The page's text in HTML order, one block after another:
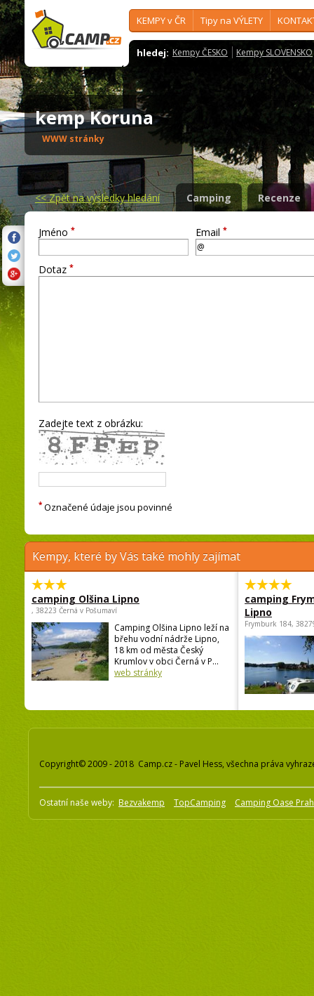
KEMPY v ČR Tipy na VÝLETY
hledej: Kempy ČESKO Kempy SLOVENSKO
kemp Koruna
WWW stránky
<<Zpět na výsledky hledání Camping Recenze
Jméno * Email *
Dotaz *
Zadejte text z obrázku:
* Označené údaje jsou povinné
Kempy, které by Vás také mohly zajímat
camping Olšina Lipno
, 38223 Černá v Pošumaví
Camping Olšina Lipno leží na
břehu vodní nádrže Lipno,
18 km od města Český
Krumlov v obci Černá v P...
web stránky
camping
Lipno
Frymburk 184,
Copyright© 2009 - 2018 Camp.cz - Pavel Hess, všechna práva
Ostatní naše weby: Bezvakemp TopCamping Camping Oase